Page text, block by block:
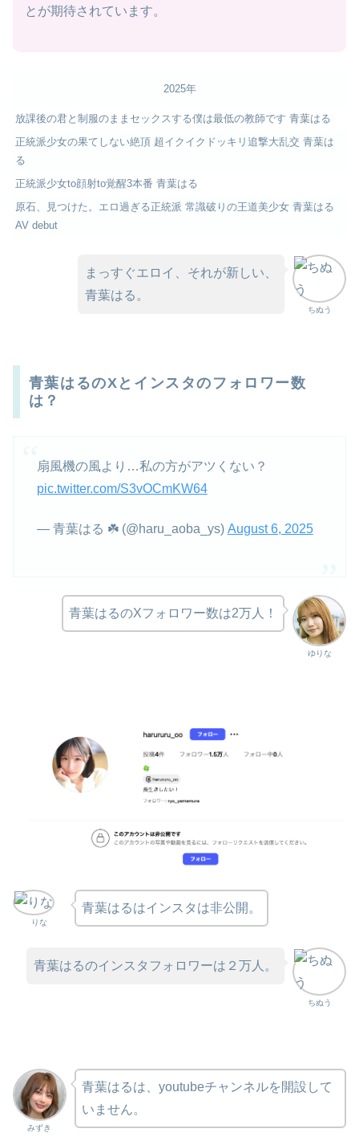
とが期待されています。
2025年
放課後の君と制服のままセックスする僕は最低の教師です 青葉はる
正統派少女の果てしない絶頂 超イクイクドッキリ追撃大乱交 青葉は
る
正統派少女to顔射to覚醒3本番 青葉はる
原石、見つけた。エロ過ぎる正統派 常識破りの王道美少女 青葉はる
AV debut
ちぬう
まっすぐエロイ、それが新しい、
青葉はる。
青葉はるのXとインスタのフォロワー数
は？
扇風機の風より…私の方がアツくない？
pic.twitter.com/S3vOCmKW64
— 青葉はる ☘️ (@haru_aoba_ys) August 6, 2025
ゆりな
青葉はるのXフォロワー数は2万人！
りな
青葉はるはインスタは非公開。
ちぬう
青葉はるのインスタフォロワーは２万人。
みずき
青葉はるは、youtubeチャンネルを開設して
いません。